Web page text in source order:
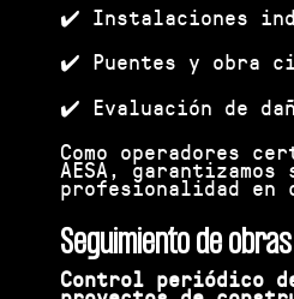
✔️ Instalaciones
✔️ Puentes y obra
✔️ Evaluación de
Como operadores
AESA, garantizamos
profesionalidad en
Seguimiento de
Control periódico